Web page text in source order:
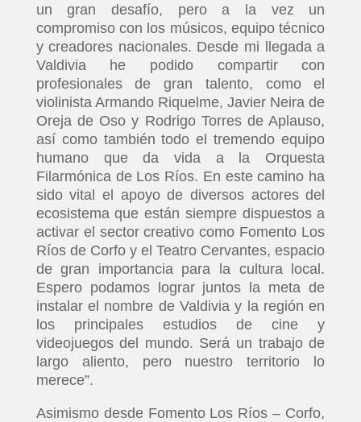
un gran desafío, pero a la vez un
compromiso con los músicos, equipo técnico
y creadores nacionales. Desde mi llegada a
Valdivia he podido compartir con
profesionales de gran talento, como el
violinista Armando Riquelme, Javier Neira de
Oreja de Oso y Rodrigo Torres de Aplauso,
así como también todo el tremendo equipo
humano que da vida a la Orquesta
Filarmónica de Los Ríos. En este camino ha
sido vital el apoyo de diversos actores del
ecosistema que están siempre dispuestos a
activar el sector creativo como Fomento Los
Ríos de Corfo y el Teatro Cervantes, espacio
de gran importancia para la cultura local.
Espero podamos lograr juntos la meta de
instalar el nombre de Valdivia y la región en
los principales estudios de cine y
videojuegos del mundo. Será un trabajo de
largo aliento, pero nuestro territorio lo
merece”.
Asimismo desde Fomento Los Ríos – Corfo,